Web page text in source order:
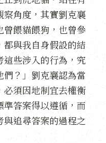
察角度，其實劉克襄
曾餵貓餵狗，也曾參
與我自身假設的結
些涉入的行為，究
？」劉克襄認為當
必須因地制宜去權衡
答案得以遵循，而
追尋答案的過程之